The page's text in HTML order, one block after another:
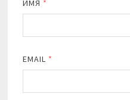
ИМЯ *
EMAIL *